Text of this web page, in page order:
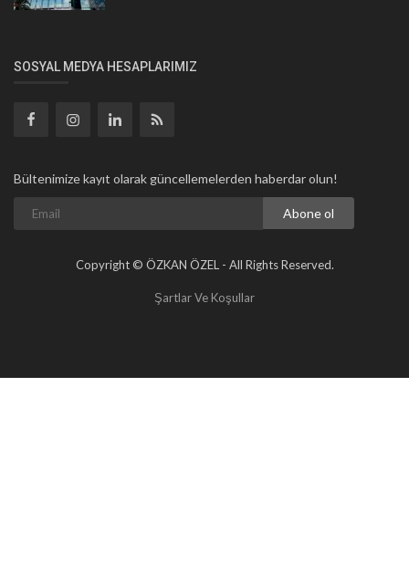
SOSYAL MEDYA HESAPLARIMIZ
Bültenimize kayıt olarak güncellemelerden haberdar olun!
Abone ol
Copyright © ÖZKAN ÖZEL - All Rights Reserved.
Şartlar Ve Koşullar